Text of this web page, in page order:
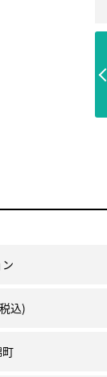
込)